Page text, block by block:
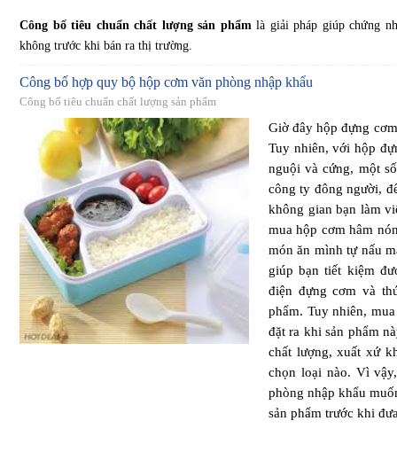
Công bố tiêu chuẩn chất lượng sản phẩmlà giải pháp giúp chứng
không trước khi bán ra thị trường.
Công bố hợp quy bộ hộp cơm văn phòng nhập khẩu
Công bố tiêu chuẩn chất lượng sản phẩm
Giờ đây hộp đựng
Tuy nhiên, với hộp
nguội và cứng, một
công ty đông người,
không gian bạn làm
mua hộp cơm hâm
món ăn mình tự nấu
giúp bạn tiết kiệm
điện đựng cơm và
phẩm. Tuy nhiên,
đặt ra khi sản phẩm
chất lượng, xuất xứ
chọn loại nào. Vì
phòng nhập khẩu
sản phẩm trước khi